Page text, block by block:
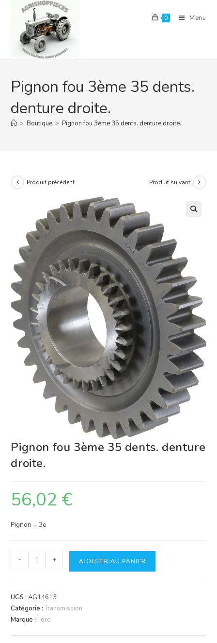
content
0 Menu
Pignon fou 3ème 35 dents.
denture droite.
> Boutique > Pignon fou 3ème 35 dents. denture droite.
Produit précédent Produit suivant
Pignon fou 3ème 35 dents. denture
droite.
56,02 €
Pignon – 3e
quantité
de
fou
3ème
35
- + AJOUTER AU PANIER
UGS :AG14613
Catégorie :Transmission
Marque : Ford